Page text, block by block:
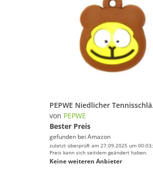
PEPWE
von PEPWE
Bester Preis
gefunden bei Amazon
zuletzt überprüft am 27.09.2025 um
Preis kann sich seitdem geändert haben.
Keine weiteren Anbieter